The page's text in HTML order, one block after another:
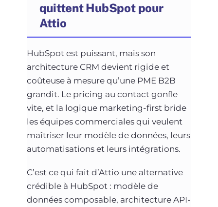
quittent HubSpot pour
Attio
HubSpot est puissant, mais son
architecture CRM devient rigide et
coûteuse à mesure qu’une PME B2B
grandit. Le pricing au contact gonfle
vite, et la logique marketing-first bride
les équipes commerciales qui veulent
maîtriser leur modèle de données, leurs
automatisations et leurs intégrations.
C’est ce qui fait d’Attio une alternative
crédible à HubSpot : modèle de
données composable, architecture API-